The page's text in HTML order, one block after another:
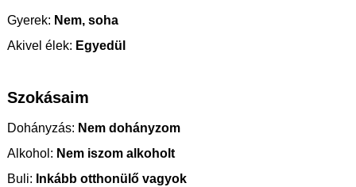
Gyerek: Nem, soha
Akivel élek: Egyedül
Szokásaim
Dohányzás: Nem dohányzom
Alkohol: Nem iszom alkoholt
Buli: Inkább otthonülő vagyok